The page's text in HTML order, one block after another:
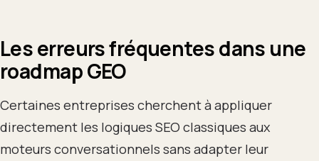
Les erreurs fréquentes dans une
roadmap GEO
Certaines entreprises cherchent à appliquer
directement les logiques SEO classiques aux
moteurs conversationnels sans adapter leur